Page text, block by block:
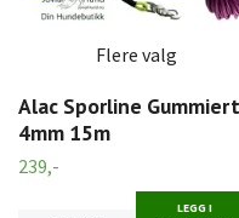
Flere valg
Alac Sporline Gummiert
4mm 15m
239,-
LEGG I